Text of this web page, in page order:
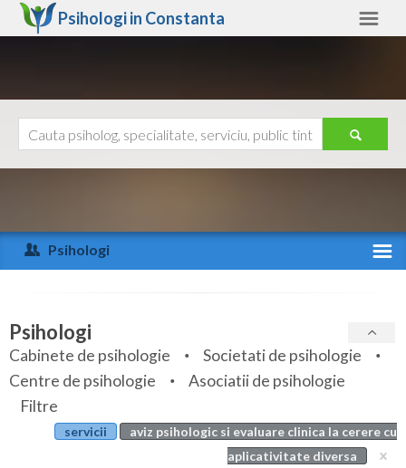
Psihologi in Constanta
Arad
Arges
Bihor
Bistrita-Nasaud
Botosani
Ajutor
Psihologi
Specialitati
Servicii
Articole
Evenimente
Psihologi
Cabinete de psihologie
Societati de psihologie
Centre de psihologie
Asociatii de psihologie
Filtre
servicii
aviz psihologic si evaluare clinica la cerere cu
aplicativitate diversa